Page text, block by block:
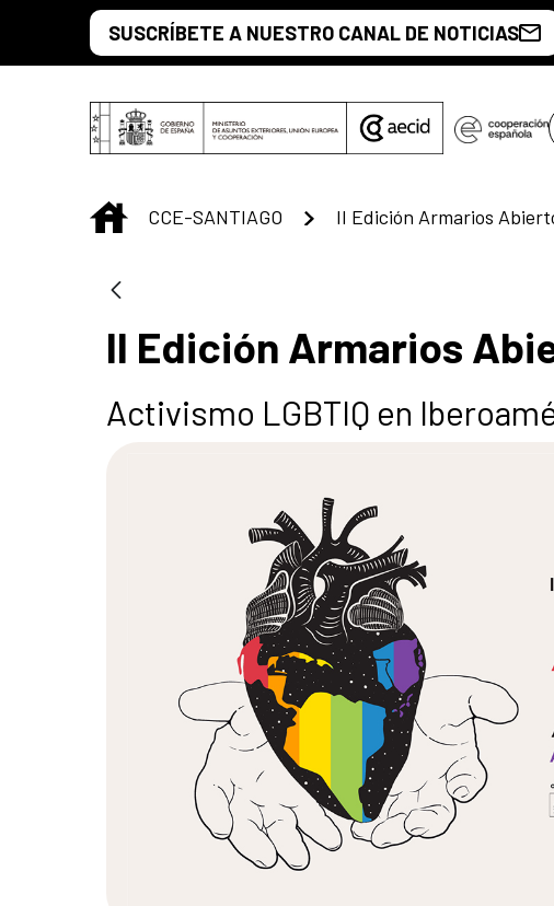
Saut au contenu principal
SUSCRÍBETE A NUESTRO CANAL DE NOTICIAS
INICIO
CCE-SANTIAGO II Edición Armarios
II Edición Armarios
Activismo LGBTIQ en